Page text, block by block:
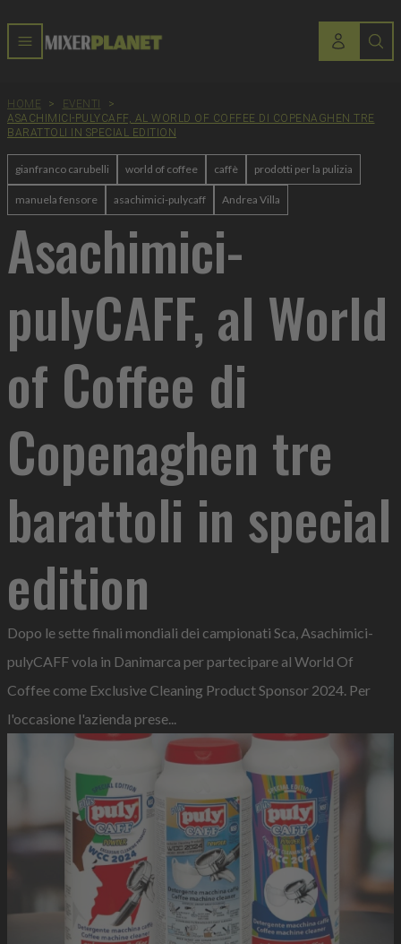
HOME > EVENTI
>
ASACHIMICI-PULYCAFF, AL WORLD OF COFFEE DI COPENAGHEN TRE
BARATTOLI IN SPECIAL EDITION
gianfranco carubelli world of coffee caffè prodotti per la pulizia
manuela fensore asachimici-pulycaff Andrea Villa
Asachimici-
pulyCAFF, al World
of Coffee di
Copenaghen tre
barattoli in special
edition
Dopo le sette finali mondiali dei campionati Sca, Asachimici-
pulyCAFF vola in Danimarca per partecipare al World Of
Coffee come Exclusive Cleaning Product Sponsor 2024. Per
l'occasione l'azienda prese...